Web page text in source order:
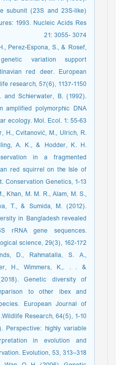
subunit (23S and 23S-like)
1993. Nucleic Acids Res
21: 3055- 3074
Perez-Espona, S., & Rosef,
variation support
red deer. European
research, 57(6), 1137-1150.
and Schierwater, B. (1992).
amplified polymorphic DNA
ecology. Mol. Ecol. 1: 55-63.
H., Cvitanović, M., Ulrich, R.
A. K., & Hodder, K. H.
in a fragmented
red squirrel on the Isle of
Conservation Genetics, 1-13.
Khan, M. M. R., Alam, M. S.,
T., & Sumida, M. (2012).
in Bangladesh revealed
rRNA gene sequences.
science, 29(3), 162-172.
D., Rahmatalla, S. A.,
H., Wimmers, K,. . . &
Genetic diversity of
to other ibex and
European Journal of
Wildlife Research, 64(5), 1-10.
Perspective: highly variable
in evolution and
Evolution, 53, 313–318.